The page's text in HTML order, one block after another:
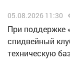
05.08.2026 11:30
При поддержке
спидвейный
техническую